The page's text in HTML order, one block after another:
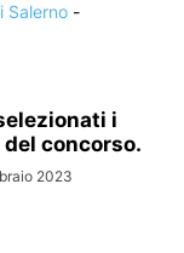
Salerno -
i
concorso.
2023